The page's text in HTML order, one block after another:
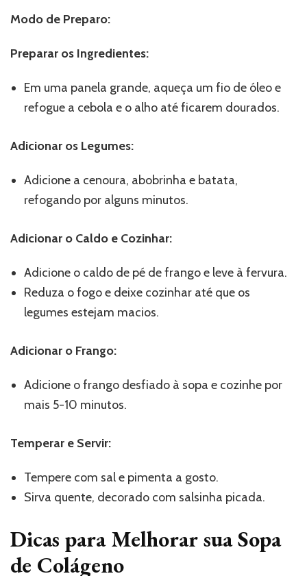
Modo de Preparo:
Preparar os Ingredientes:
Em uma panela grande, aqueça um fio de óleo e
refogue a cebola e o alho até ficarem dourados.
Adicionar os Legumes:
Adicione a cenoura, abobrinha e batata,
refogando por alguns minutos.
Adicionar o Caldo e Cozinhar:
Adicione o caldo de pé de frango e leve à fervura.
Reduza o fogo e deixe cozinhar até que os
legumes estejam macios.
Adicionar o Frango:
Adicione o frango desfiado à sopa e cozinhe por
mais 5-10 minutos.
Temperar e Servir:
Tempere com sal e pimenta a gosto.
Sirva quente, decorado com salsinha picada.
Dicas para Melhorar sua Sopa
de Colágeno